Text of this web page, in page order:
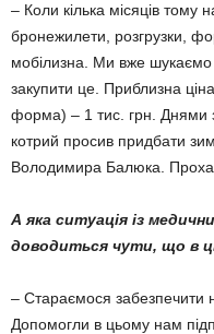
– Коли кілька місяців тому
бронежилети, розгрузки,
мобілизна. Ми вже
закупити це. Приблизна
форма) – 1 тис. грн. Днями
котрий просив придбати
Володимира Балюка.
А яка ситуація із
доводиться чути, що в
– Стараємося забезпечити
Допомогли в цьому нам